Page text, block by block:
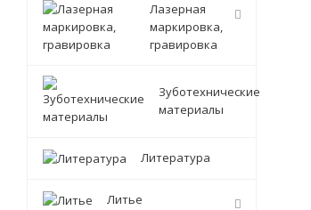
Лазерная
маркировка,
гравировка
Зуботехнические
материалы
Литература
Литье